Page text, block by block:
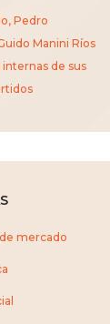
Pedro
Manini Ríos
de sus
mercado